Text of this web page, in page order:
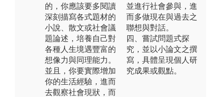
的，你應該要多閱讀
深刻描寫各式題材的
小說、散文或社會議
題論述，培養自己對
各種人生境遇豐富的
想像力與同理能力。
並且，你要實際增加
你的生活經驗，進而
去觀察社會現狀，而
並進行社會參與，進
而多做現在與過去之
聯想與對話。
四、嘗試問題式探
究，並以小論文之撰
寫，具體呈現個人研
究成果或觀點。